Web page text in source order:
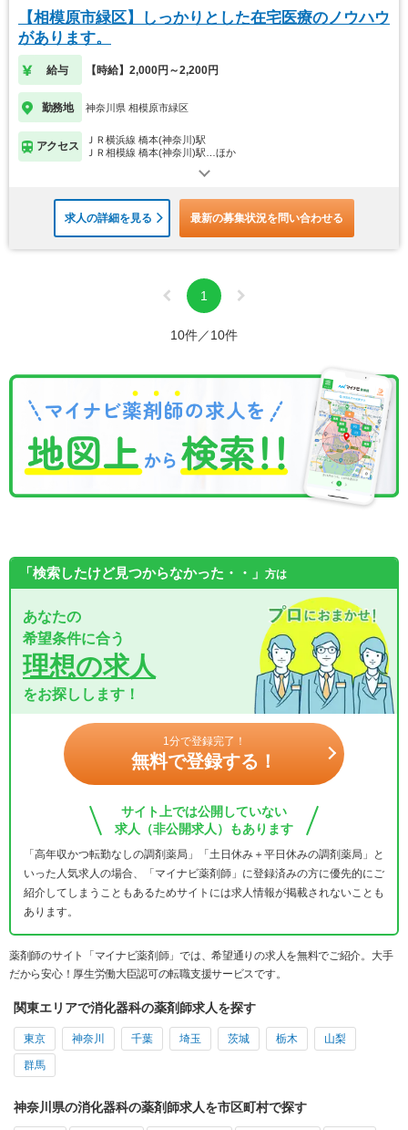
【相模原市緑区】しっかりとした在宅医療のノウハウ
があります。
給与 【時給】2,000円～2,200円
勤務地 神奈川県 相模原市緑区
アクセス
ＪＲ横浜線 橋本(神奈川)駅
ＪＲ相模線 橋本(神奈川)駅…ほか
求人の詳細を見る 最新の募集状況を問い合わせる
1
10件／10件
「検索したけど見つからなかった・・」 方は
あなたの
希望条件に合う
理想の求人
をお探しします！
1分で登録完了！
無料で登録する！
サイト上では公開していない
求人（非公開求人）もあります
「高年収かつ転勤なしの調剤薬局」「土日休み＋平日休みの調剤薬局」と
いった人気求人の場合、「マイナビ薬剤師」に登録済みの方に優先的にご
紹介してしまうこともあるためサイトには求人情報が掲載されないことも
あります。
薬剤師のサイト「マイナビ薬剤師」では、希望通りの求人を無料でご紹介。大手
だから安心！厚生労働大臣認可の転職支援サービスです。
関東エリアで消化器科の薬剤師求人を探す
東京 神奈川 千葉 埼玉 茨城 栃木 山梨
群馬
神奈川県の消化器科の薬剤師求人を市区町村で探す